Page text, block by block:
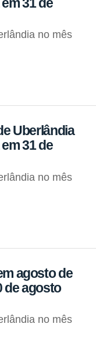
no mês
Uberlândia
31 de
no mês
agosto de
de agosto
no mês